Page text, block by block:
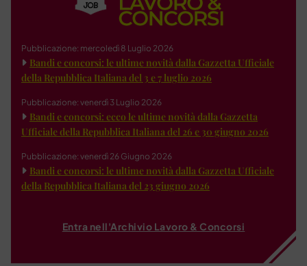
Pubblicazione: mercoledì 8 Luglio 2026
Bandi e concorsi: le ultime novità dalla Gazzetta Ufficiale
della Repubblica Italiana del 3 e 7 luglio 2026
Pubblicazione: venerdì 3 Luglio 2026
Bandi e concorsi: ecco le ultime novità dalla Gazzetta
Ufficiale della Repubblica Italiana del 26 e 30 giugno 2026
Pubblicazione: venerdì 26 Giugno 2026
Bandi e concorsi: le ultime novità dalla Gazzetta Ufficiale
della Repubblica Italiana del 23 giugno 2026
Entra nell'Archivio Lavoro & Concorsi